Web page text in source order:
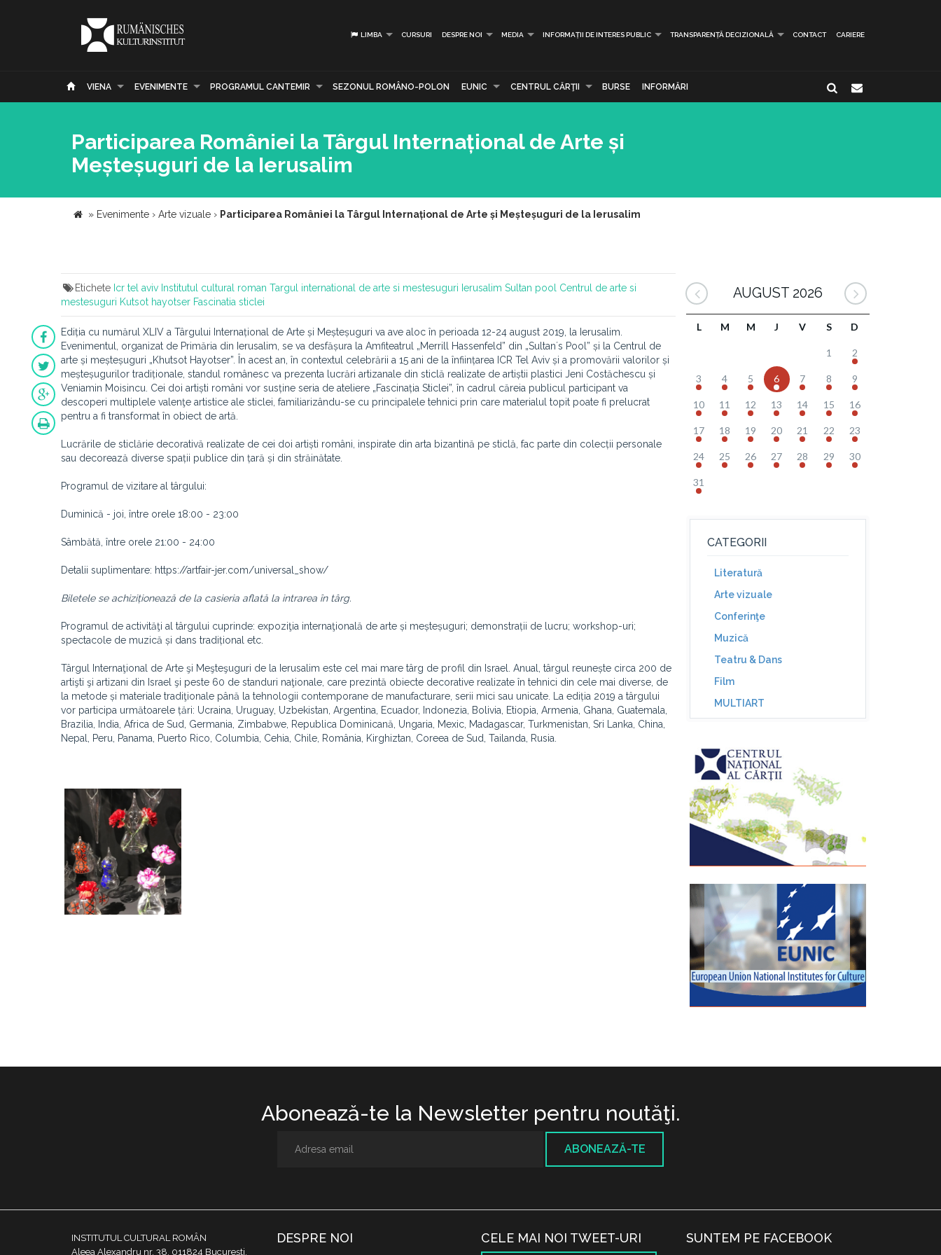
LIMBA CURSURI DESPRE NOI MEDIA INFORMAȚII DE INTERES PUBLIC TRANSPARENȚĂ DECIZIONALĂ CONTACT CARIERE
VIENA EVENIMENTE PROGRAMUL CANTEMIR SEZONUL ROMÂNO-POLON EUNIC CENTRUL CĂRŢII BURSE INFORMĂRI
Participarea României la Târgul Internațional de Arte și
Meșteșuguri de la Ierusalim
» Evenimente › Arte vizuale › Participarea României la Târgul Internațional de Arte și Meșteșuguri de la Ierusalim
Etichete Icr tel aviv Institutul cultural roman Targul international de arte si mestesuguri Ierusalim Sultan pool
Centrul de arte si
mestesuguri Kutsot hayotser Fascinatia sticlei
Ediția cu numărul XLIV a Târgului Internațional de Arte și Meșteșuguri va ave aloc în perioada 12-24 august 2019, la Ierusalim.
Evenimentul, organizat de Primăria din Ierusalim, se va desfășura la Amfiteatrul „Merrill Hassenfeld” din „Sultan´s Pool” și la Centrul de
arte și meșteșuguri „Khutsot Hayotser”. În acest an, în contextul celebrării a 15 ani de la înființarea ICR Tel Aviv și a promovării valorilor și
meșteșugurilor tradiționale, standul românesc va prezenta lucrări artizanale din sticlă realizate de artiștii plastici Jeni Costăchescu și
Veniamin Moisincu. Cei doi artiști români vor susține seria de ateliere „Fascinația Sticlei”, în cadrul căreia publicul participant va
descoperi multiplele valenţe artistice ale sticlei, familiarizându-se cu principalele tehnici prin care materialul topit poate fi prelucrat
pentru a fi transformat în obiect de artă.
Lucrările de sticlărie decorativă realizate de cei doi artiști români, inspirate din arta bizantină pe sticlă, fac parte din colecții personale
sau decorează diverse spații publice din țară și din străinătate.
Programul de vizitare al târgului:
Duminică - joi, între orele 18:00 - 23:00
Sâmbătă, între orele 21:00 - 24:00
Detalii suplimentare: https://artfair-jer.com/universal_show/
Biletele se achiziționează de la casieria aflată la intrarea în târg.
Programul de activităţi al târgului cuprinde: expoziţia internaţională de arte și meșteșuguri; demonstrații de lucru; workshop-uri;
spectacole de muzică și dans tradițional etc.
Târgul Internaţional de Arte şi Meşteşuguri de la Ierusalim este cel mai mare târg de profil din Israel. Anual, târgul reunește circa 200 de
artişti şi artizani din Israel şi peste 60 de standuri naţionale, care prezintă obiecte decorative realizate în tehnici din cele mai diverse, de
la metode și materiale tradiţionale până la tehnologii contemporane de manufacturare, serii mici sau unicate. La ediția 2019 a târgului
vor participa următoarele țări: Ucraina, Uruguay, Uzbekistan, Argentina, Ecuador, Indonezia, Bolivia, Etiopia, Armenia, Ghana, Guatemala,
Brazilia, India, Africa de Sud, Germania, Zimbabwe, Republica Dominicană, Ungaria, Mexic, Madagascar, Turkmenistan, Sri Lanka, China,
Nepal, Peru, Panama, Puerto Rico, Columbia, Cehia, Chile, România, Kirghiztan, Coreea de Sud, Tailanda, Rusia.
AUGUST 2026
L M M J V S D
1 2
3 4 5 6 7 8 9
10 11 12 13 14 15 16
17 18 19 20 21 22 23
24 25 26 27 28 29 30
31
CATEGORII
Literatură
Arte vizuale
Conferinţe
Muzică
Teatru & Dans
Film
MULTIART
Abonează-te la Newsletter pentru noutăţi.
ABONEAZĂ-TE
INSTITUTUL CULTURAL ROMÂN
Aleea Alexandru nr. 38, 011824 București,
DESPRE NOI CELE MAI NOI TWEET-URI SUNTEM PE FACEBOOK